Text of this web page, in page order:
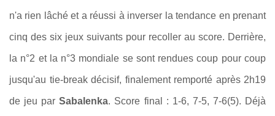
n'a rien lâché et a réussi à inverser la tendance en prenant
cinq des six jeux suivants pour recoller au score. Derrière,
la n°2 et la n°3 mondiale se sont rendues coup pour coup
jusqu'au tie-break décisif, finalement remporté après 2h19
de jeu parSabalenka. Score final : 1-6, 7-5, 7-6(5). Déjà